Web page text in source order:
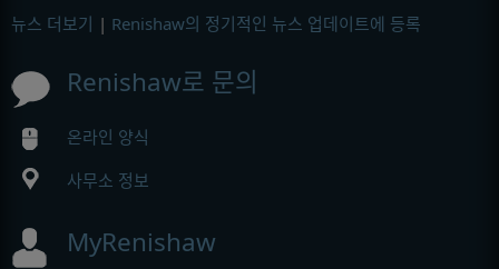
뉴스 더보기 | Renishaw의 정기적인 뉴스 업데이트에 등록
Renishaw로 문의
온라인 양식
사무소 정보
MyRenishaw